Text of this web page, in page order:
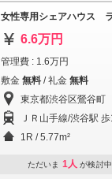
女性専用シェアハウス
6.6万円
管理費 : 1.6万円
敷金 無料 / 礼金 無料
東京都渋谷区鶯谷町
ＪＲ山手線/渋谷駅
1R / 5.77m²
ただいま 1人 が検討中